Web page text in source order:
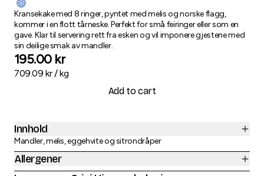
Kransekake med 8 ringer, pyntet med melis og norske flagg,
kommer i en flott tårneske. Perfekt for små feiringer eller som en
gave. Klar til servering rett fra esken og vil imponere gjestene med
sin deilige smak av mandler.
195.00 kr
709.09 kr /kg
Add to cart
Innhold
Mandler, melis, eggehvite og sitrondråper
Allergener